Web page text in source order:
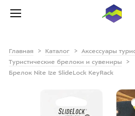
Главная Каталог
Аксессуары
Туристические брелоки и сувениры
Брелок Nite Ize SlideLock KeyRack